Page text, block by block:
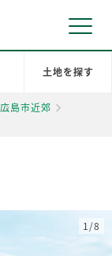
広島市近郊
土地を探す
1/8